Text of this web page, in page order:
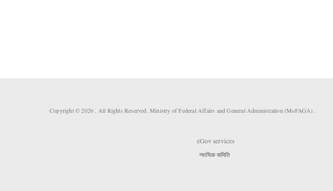
Copyright © 2026 . All Rights Reserved. Ministry of Federal Affairs and General Administration (MoFAGA).
eGov services
न्यायिक समिति